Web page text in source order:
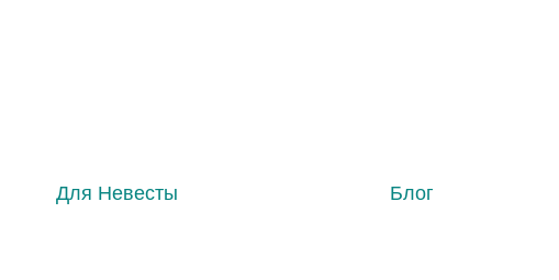
Для Невесты Блог